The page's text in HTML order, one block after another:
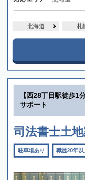
北海道 札
【西28丁目駅徒歩1
サポート
司法書士土
駐車場あり 職歴20年以